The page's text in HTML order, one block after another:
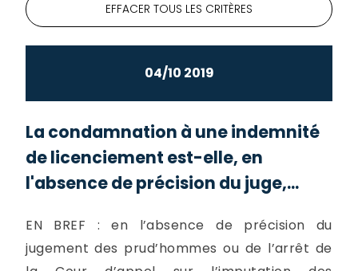
EFFACER TOUS LES CRITÈRES
04/10 2019
La condamnation à une indemnité
de licenciement est-elle, en
l'absence de précision du juge,...
EN BREF : en l’absence de précision du
jugement des prud’hommes ou de l’arrêt de